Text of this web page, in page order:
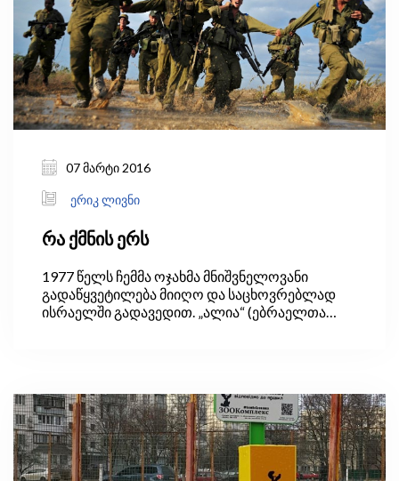
07 მარტი 2016
ერიკ ლივნი
რა ქმნის ერს
1977 წელს ჩემმა ოჯახმა მნიშვნელოვანი
გადაწყვეტილება მიიღო და საცხოვრებლად
ისრაელში გადავედით. „ალია“ (ებრაელთა
ეტიმოლოგიურად, „ალია“ მოდის ძველი
ებრაული ტრადიციიდან, რომლის თანახმადაც
ებრაელები ყოველ წელს მიდიოდნენ
მოსალოცად იერუსალიმში (რომელიც ზღვის
დონიდან 1 კმ-ზე მდებარეობს).